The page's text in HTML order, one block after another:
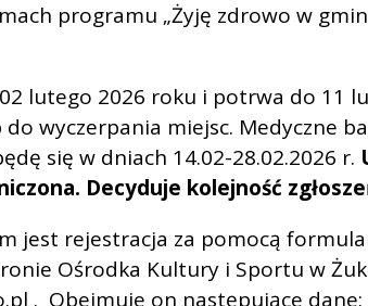
programu „Żyję zdrowo w
lutego 2026 roku i potrwa do 11
wyczerpania miejsc. Medyczne
się w dniach 14.02-28.02.2026 r.
Decyduje kolejność
jest rejestracja za pomocą
Ośrodka Kultury i Sportu w
. Obejmuje on następujące dane: